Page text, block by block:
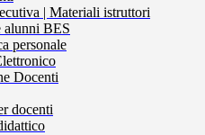
| Materiali istruttori
alunni BES
personale
Docenti
docenti